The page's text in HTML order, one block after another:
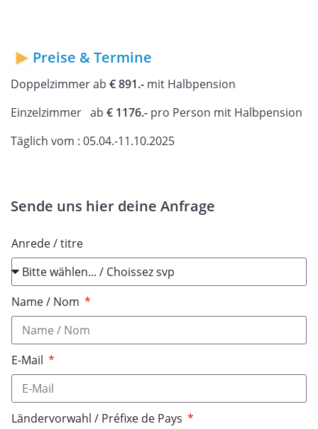
Preise & Termine
Doppelzimmer ab € 891.- mit Halbpension
Einzelzimmer ab € 1176.- pro Person mit Halbpension
Täglich vom : 05.04.-11.10.2025
Sende uns hier deine Anfrage
Anrede / titre
Name / Nom
E-Mail
Ländervorwahl / Préfixe de Pays